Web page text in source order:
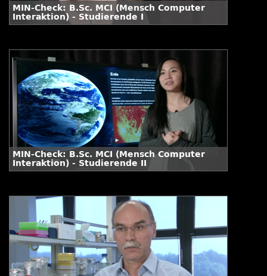
MIN-Check: B.Sc. MCI (Mensch Computer
Interaktion) - Studierende I
MIN-Check: B.Sc. MCI (Mensch Computer
Interaktion) - Studierende II